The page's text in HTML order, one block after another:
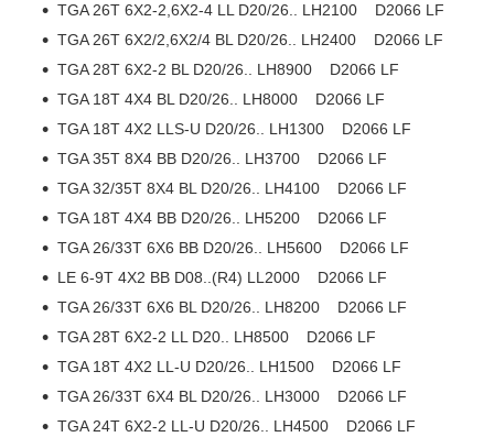
TGA 26T 6X2-2,6X2-4 LL D20/26.. LH2100 D2066 LF
TGA 26T 6X2/2,6X2/4 BL D20/26.. LH2400 D2066 LF
TGA 28T 6X2-2 BL D20/26.. LH8900 D2066 LF
TGA 18T 4X4 BL D20/26.. LH8000 D2066 LF
TGA 18T 4X2 LLS-U D20/26.. LH1300 D2066 LF
TGA 35T 8X4 BB D20/26.. LH3700 D2066 LF
TGA 32/35T 8X4 BL D20/26.. LH4100 D2066 LF
TGA 18T 4X4 BB D20/26.. LH5200 D2066 LF
TGA 26/33T 6X6 BB D20/26.. LH5600 D2066 LF
LE 6-9T 4X2 BB D08..(R4) LL2000 D2066 LF
TGA 26/33T 6X6 BL D20/26.. LH8200 D2066 LF
TGA 28T 6X2-2 LL D20.. LH8500 D2066 LF
TGA 18T 4X2 LL-U D20/26.. LH1500 D2066 LF
TGA 26/33T 6X4 BL D20/26.. LH3000 D2066 LF
TGA 24T 6X2-2 LL-U D20/26.. LH4500 D2066 LF